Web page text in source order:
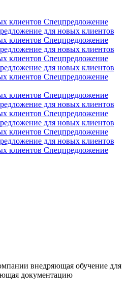
клиентов Спецпредложение
для новых клиентов
клиентов Спецпредложение
для новых клиентов
клиентов Спецпредложение
для новых клиентов
клиентов Спецпредложение
клиентов Спецпредложение
для новых клиентов
клиентов Спецпредложение
для новых клиентов
клиентов Спецпредложение
для новых клиентов
клиентов Спецпредложение
внедряющая обучение для
документацию